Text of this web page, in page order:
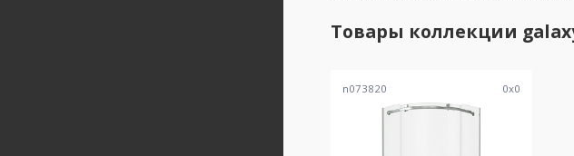
Товары коллекции
n073820 0x0